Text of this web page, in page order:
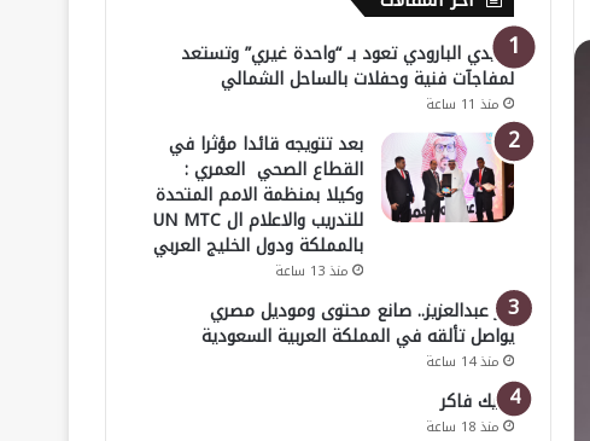
هايدي البارودي تعود بـ “واحدة غيري” وتستعد
لمفاجآت فنية وحفلات بالساحل الشمالي
منذ 11 ساعة
بعد تتويجه قائدا مؤثرا في
القطاع الصحي العمري :
وكيلا بمنظمة الامم المتحدة
للتدريب والاعلام ال UN MTC
بالمملكة ودول الخليج العربي
منذ 13 ساعة
بدر عبدالعزيز.. صانع محتوى وموديل مصري
يواصل تألقه في المملكة العربية السعودية
منذ 14 ساعة
خليك فاكر
منذ 18 ساعة